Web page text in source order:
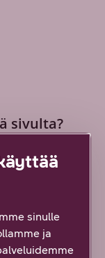
sivulta?
sinulle
ja